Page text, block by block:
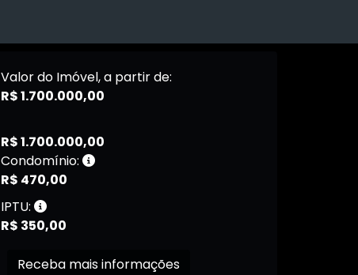
Valor do Imóvel, a partir de:
R$ 1.700.000,00
R$ 1.700.000,00
Condomínio:
R$ 470,00
IPTU:
R$ 350,00
Receba mais informações